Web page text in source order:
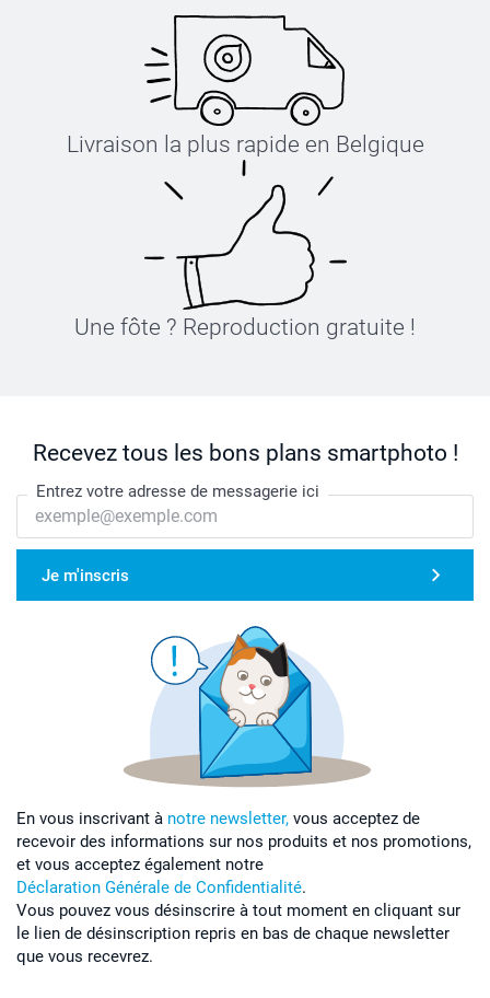
Livraison la plus rapide en Belgique
Une fôte ? Reproduction gratuite !
Recevez tous les bons plans smartphoto !
Entrez votre adresse de messagerie ici
Je m'inscris
En vous inscrivant à notre newsletter, vous acceptez de
recevoir des informations sur nos produits et nos promotions,
et vous acceptez également notre
Déclaration Générale de Confidentialité.
Vous pouvez vous désinscrire à tout moment en cliquant sur
le lien de désinscription repris en bas de chaque newsletter
que vous recevrez.